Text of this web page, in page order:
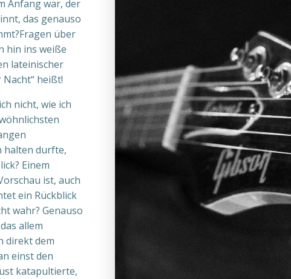
Anfang war, der
das genauso
über
hin ins weiße
lateinischer
heißt!
nicht, wie ich
halten durfte,
Einem
ist, auch
ein Rückblick
wahr? Genauso
das allem
direkt dem
einst den
katapultierte,